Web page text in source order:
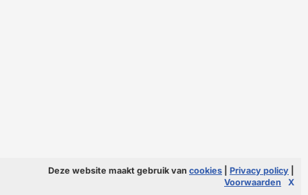
Deze website maakt gebruik van cookies Privacy policy
Voorwaarden
X